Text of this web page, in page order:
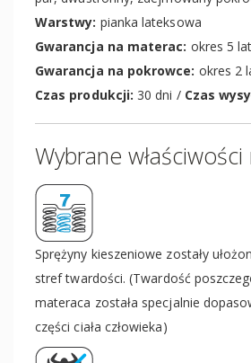
Warstwy: pianka lateksowa
Gwarancja na materac: okres 5
Gwarancja na pokrowce: okres 2
Czas produkcji: 30 dni / Czas
Wybrane
Sprężyny kieszeniowe zostały
stref twardości. (Twardość
materaca została specjalnie
części ciała człowieka)